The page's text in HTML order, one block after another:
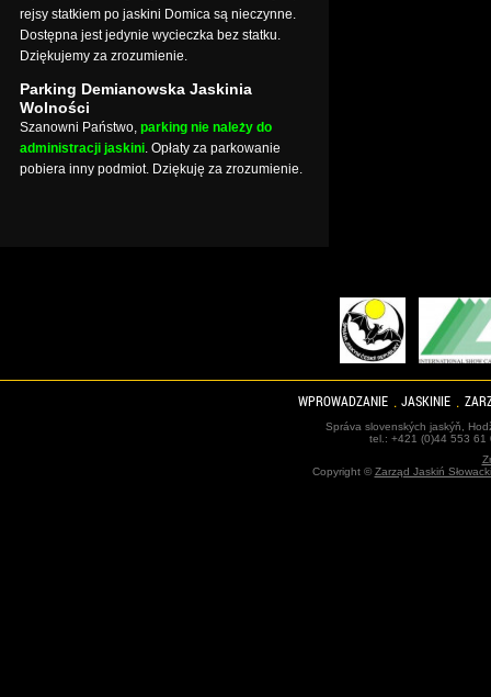
rejsy statkiem po jaskini Domica są nieczynne.
Dostępna jest jedynie wycieczka bez statku.
Dziękujemy za zrozumienie.
Parking Demianowska Jaskinia
Wolności
Szanowni Państwo, parking nie należy do
administracji jaskini. Opłaty za parkowanie
pobiera inny podmiot. Dziękuję za zrozumienie.
WPROWADZANIE JASKINIE
Správa slovenských jaskýň,
tel.: +421 (0)44 553
Copyright ©Zarząd Jaskiń